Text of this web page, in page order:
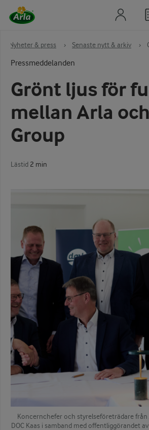
Nyheter & press › Senaste nytt & arkiv ›
Pressmeddelanden
Grönt ljus för
mellan Arla
Group
Lästid 2 min
Koncernchefer och styrelseföreträdare från
DOC Kaas i samband med offentliggörandet